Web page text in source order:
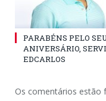
PARABÉNS PELO
ANIVERSÁRIO,
EDCARLOS
Os comentários estão